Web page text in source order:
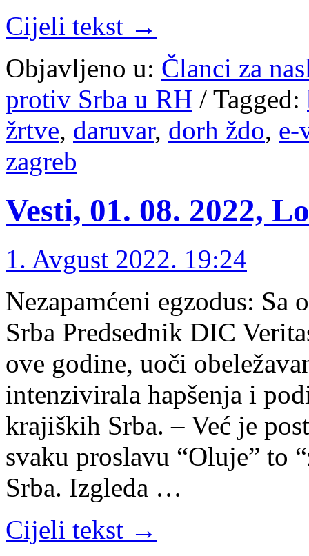
Cijeli tekst →
Objavljeno u: Članci za
protiv Srba u RH / Tagged:
žrtve, daruvar, dorh ždo, e-
zagreb
Vesti, 01. 08. 2022,
1. Avgust 2022. 19:24
Nezapamćeni egzodus: Sa
Srba Predsednik DIC
ove godine, uoči
intenzivirala hapšenja i
krajiških Srba. – Već je
svaku proslavu “Oluje” to
Srba. Izgleda …
Cijeli tekst →